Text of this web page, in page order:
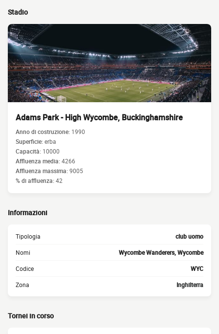
Stadio
Adams Park - High Wycombe, Buckinghamshire
Anno di costruzione: 1990
Superficie:erba
Capacità: 10000
Affluenza media:4266
Affluenza massima:9005
% di affluenza:42
Informazioni
Tipologia club uomo
Nomi Wycombe Wanderers, Wycombe
Codice WYC
Zona Inghilterra
Tornei in corso